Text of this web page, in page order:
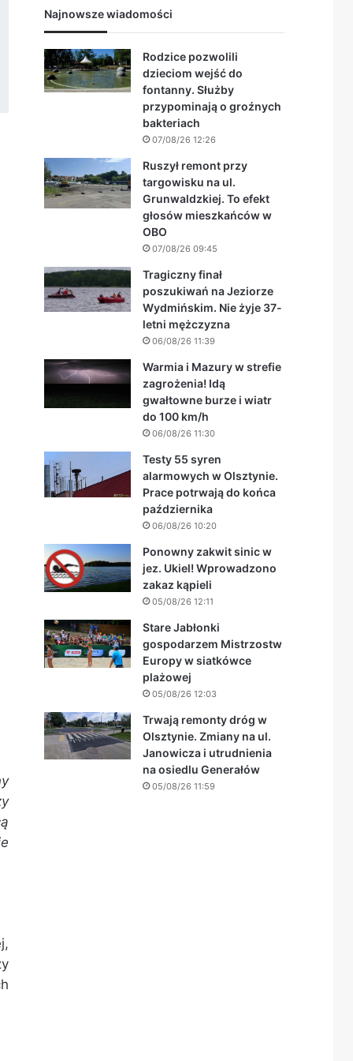
Najnowsze wiadomości
Rodzice pozwolili
dzieciom wejść do
fontanny. Służby
przypominają o groźnych
bakteriach
07/08/26 12:26
Ruszył remont przy
targowisku na ul.
Grunwaldzkiej. To efekt
głosów mieszkańców w
OBO
07/08/26 09:45
Tragiczny finał
poszukiwań na Jeziorze
Wydmińskim. Nie żyje 37-
letni mężczyzna
06/08/26 11:39
Warmia i Mazury w strefie
zagrożenia! Idą
gwałtowne burze i wiatr
do 100 km/h
06/08/26 11:30
Testy 55 syren
alarmowych w Olsztynie.
Prace potrwają do końca
października
06/08/26 10:20
Ponowny zakwit sinic w
jez. Ukiel! Wprowadzono
zakaz kąpieli
05/08/26 12:11
Stare Jabłonki
gospodarzem Mistrzostw
Europy w siatkówce
plażowej
05/08/26 12:03
Trwają remonty dróg w
Olsztynie. Zmiany na ul.
Janowicza i utrudnienia
na osiedlu Generałów
05/08/26 11:59